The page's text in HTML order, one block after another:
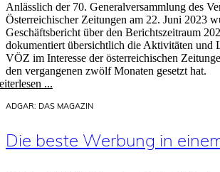
Anlässlich der 70. Generalversammlung des
Österreichischer Zeitungen am 22. Juni 2023
Geschäftsbericht über den Berichtszeitraum
dokumentiert übersicht­lich die Aktivitäten und
VÖZ im Interesse der österreichischen
den vergangenen zwölf Monaten gesetzt hat.
...
ADGAR: DAS MAGAZIN
Die beste Werbung in